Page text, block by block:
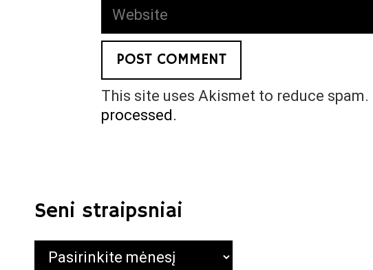
This site uses Akismet to reduce spam.
processed.
Seni straipsniai
straipsniai